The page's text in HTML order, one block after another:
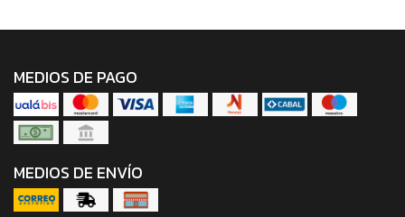
MEDIOS DE PAGO
MEDIOS DE ENVÍO